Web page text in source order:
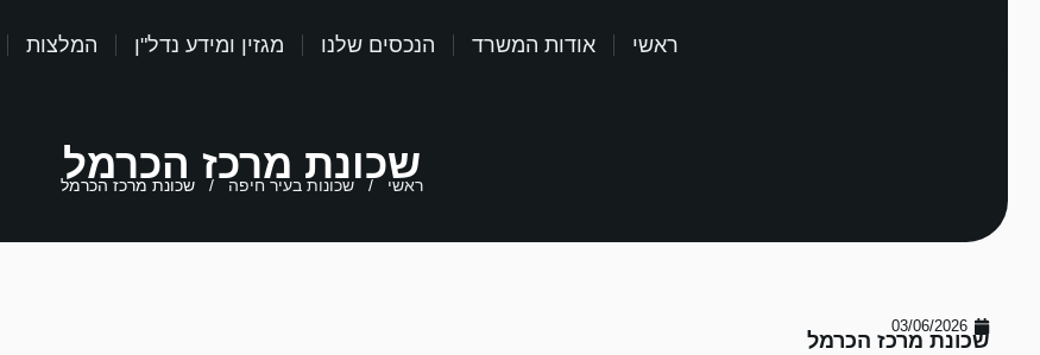
ראשי אודות המשרד הנכסים שלנו מגזין ומידע נדל"ן המלצות
שכונת מרכז הכרמל
ראשי /שכונות בעיר חיפה /שכונת מרכז הכרמל
03/06/2026
שכונת מרכז הכרמל